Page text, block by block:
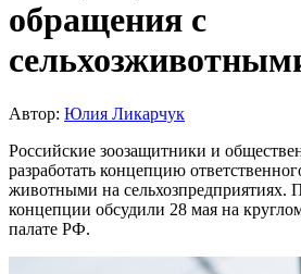
обращения с
Автор: Юлия Ликарчук
Российские зоозащитники и
разработать концепцию
животными на
концепции обсудили 28 мая на
палате РФ.